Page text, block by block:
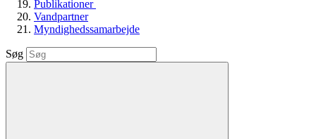
Publikationer
Vandpartner
Myndighedssamarbejde
Søg